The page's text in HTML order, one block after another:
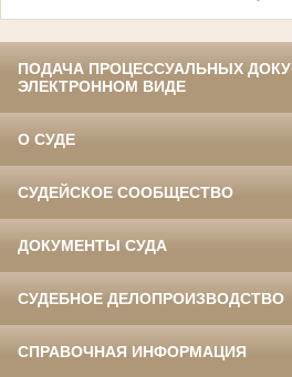
ПОДАЧА ПРОЦЕССУАЛЬНЫХ
ЭЛЕКТРОННОМ ВИДЕ
О СУДЕ
СУДЕЙСКОЕ СООБЩЕСТВО
ДОКУМЕНТЫ СУДА
СУДЕБНОЕ ДЕЛОПРОИЗВОДСТВО
СПРАВОЧНАЯ ИНФОРМАЦИЯ